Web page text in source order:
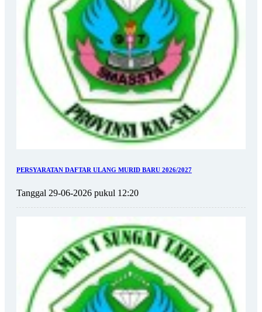
PERSYARATAN DAFTAR ULANG MURID BARU 2026/2027
Tanggal 29-06-2026 pukul 12:20